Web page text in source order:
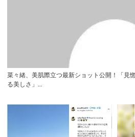
菜々緒、美肌際立つ最新ショット公開！「見
る美しさ」...